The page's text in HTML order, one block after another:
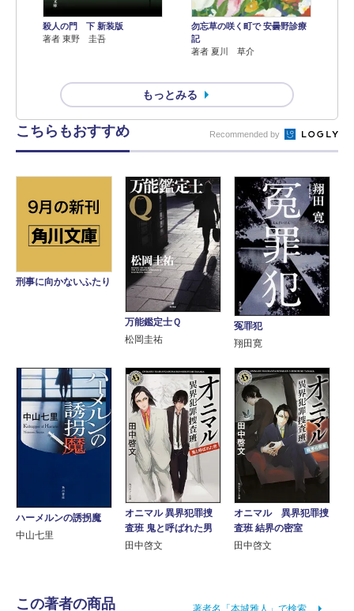
殺人の門 下 新装版
著者 東野 圭吾
勿忘草の咲く町で 安曇野診療
記
著者 夏川 草介
もっとみる
こちらもおすすめ Recommended by
刑事に向かないふたり
万能鑑定士Ｑ
松岡圭祐
冤罪犯
翔田寛
ハーメルンの誘拐魔
中山七里
オニマル 異界犯罪捜
査班 鬼と呼ばれた男
田中啓文
オニマル 異界犯罪捜
査班 結界の密室
田中啓文
この著者の商品 著者名「本城雅人」で検索